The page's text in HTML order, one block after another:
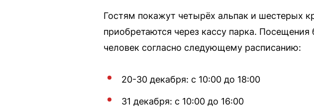
Гостям покажут четырёх альпак и шестерых
приобретаются через кассу парка.
человек согласно следующему расписанию:
20-30 декабря: с 10:00 до 18:00
31 декабря: с 10:00 до 16:00